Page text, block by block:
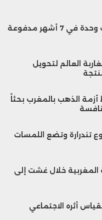
مبيعات السيارات تتجاوز 152 ألف وحدة في 7 أشهر مدفوعة
العالم لتحويل
الذهب بالمغرب بحثاً
تندرارة وتضع اللمسات
المغربية خلال غشت إلى
أثره الاجتماعي